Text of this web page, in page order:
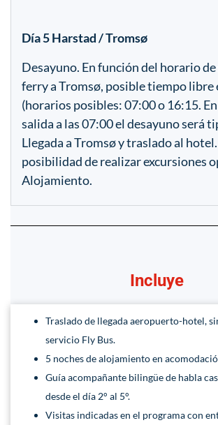
Día 5 Harstad / Tromsø
Desayuno. En función del horario
ferry a Tromsø, posible tiempo libre
(horarios posibles: 07:00 o 16:15.
salida a las 07:00 el desayuno será
Llegada a Tromsø y traslado al
posibilidad de realizar excursiones
Alojamiento.
Incluye
Traslado de llegada aeropuerto-hotel,
servicio Fly Bus.
5 noches de alojamiento en
Guía acompañante bilingüe de habla
desde el día 2° al 5°.
Visitas indicadas en el programa con